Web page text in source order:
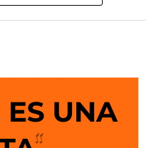
apego a la verdad.
una regulación de los
limitar la libertad de